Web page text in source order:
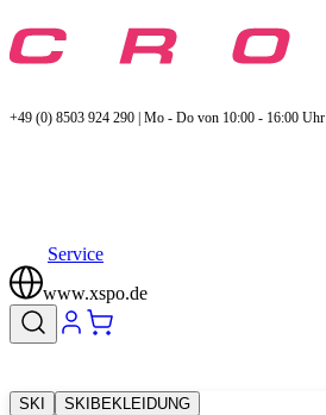
+49 (0) 8503 924 290 | Mo - Do von 10:00 - 16:00 Uhr
Service
www.xspo.de
SKI SKIBEKLEIDUNG